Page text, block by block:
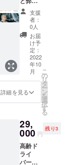
ホーム
ページ
にお名
前・ご
意見を
掲載さ
せてい
ただき
ます。
本名が
難しい
場合は
ニック
でも構
いませ
ん。
【掲載
期
間】”高
支援
者：
0人
お届
け予
定：
2022
年10
月
詳細を見る
こ
の
リ
タ
ー
ン
を
選
択
す
る
29,
000 円
残り3
高齢ド
ライ
バー運